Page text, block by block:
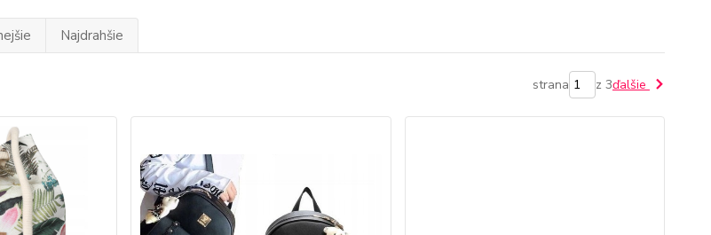
Najdrahšie
strana z 3ďalšie